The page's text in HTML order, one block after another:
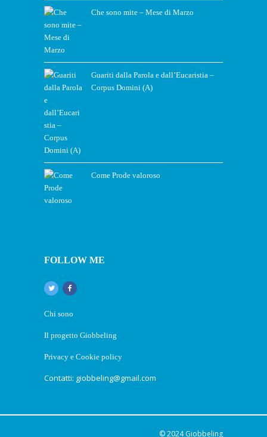
Che sono mite – Mese di Marzo
Guariti dalla Parola e dall’Eucaristia –
Corpus Domini (A)
Come Prode valoroso
FOLLOW ME
Chi sono
Il progetto Giobbeling
Privacy e Cookie policy
Contatti: giobbeling@gmail.com
© 2024Giobbeling